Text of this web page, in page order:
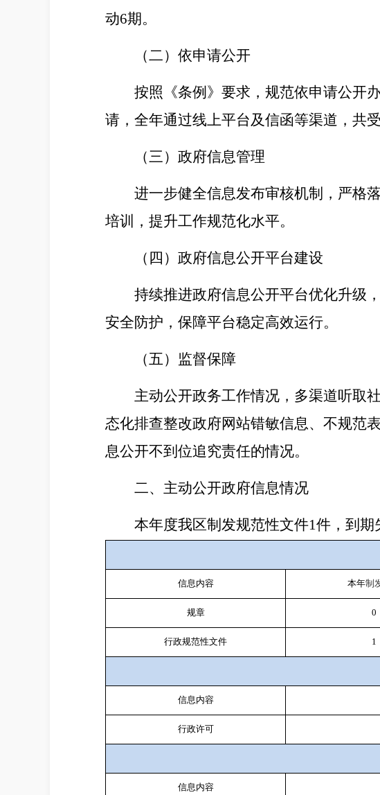
动6期。
（二）依申请公开
按照《条例》要求，规范依申请公开
请，全年通过线上平台及信函等渠道，共
（三）政府信息管理
进一步健全信息发布审核机制，严格
培训，提升工作规范化水平。
（四）政府信息公开平台建设
持续推进政府信息公开平台优化升级
安全防护，保障平台稳定高效运行。
（五）监督保障
主动公开政务工作情况，多渠道听取
态化排查整改政府网站错敏信息、不规范
息公开不到位追究责任的情况。
二、主动公开政府信息情况
本年度我区制发规范性文件1件，到期
信息内容 本年制
规章 0
行政规范性文件 1
信息内容
行政许可
信息内容